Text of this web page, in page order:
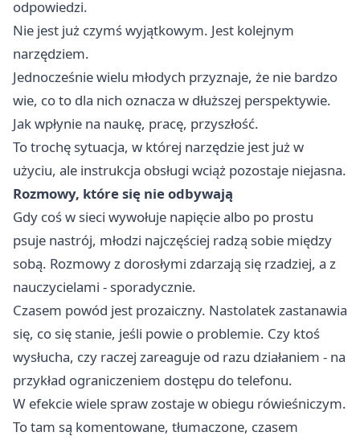
odpowiedzi.
Nie jest już czymś wyjątkowym. Jest kolejnym
narzędziem.
Jednocześnie wielu młodych przyznaje, że nie bardzo
wie, co to dla nich oznacza w dłuższej perspektywie.
Jak wpłynie na naukę, pracę, przyszłość.
To trochę sytuacja, w której narzędzie jest już w
użyciu, ale instrukcja obsługi wciąż pozostaje niejasna.
Rozmowy, które się nie odbywają
Gdy coś w sieci wywołuje napięcie albo po prostu
psuje nastrój, młodzi najczęściej radzą sobie między
sobą. Rozmowy z dorosłymi zdarzają się rzadziej, a z
nauczycielami - sporadycznie.
Czasem powód jest prozaiczny. Nastolatek zastanawia
się, co się stanie, jeśli powie o problemie. Czy ktoś
wysłucha, czy raczej zareaguje od razu działaniem - na
przykład ograniczeniem dostępu do telefonu.
W efekcie wiele spraw zostaje w obiegu rówieśniczym.
To tam są komentowane, tłumaczone, czasem